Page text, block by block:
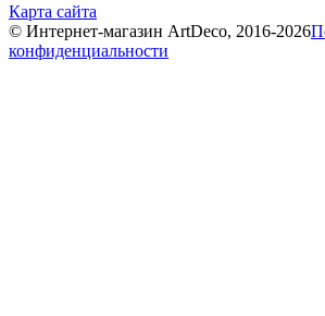
Карта сайта
© Интернет-магазин ArtDeco, 2016-2026
конфиденциальности